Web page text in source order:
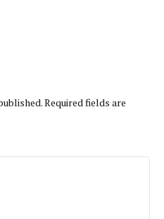
Required fields are